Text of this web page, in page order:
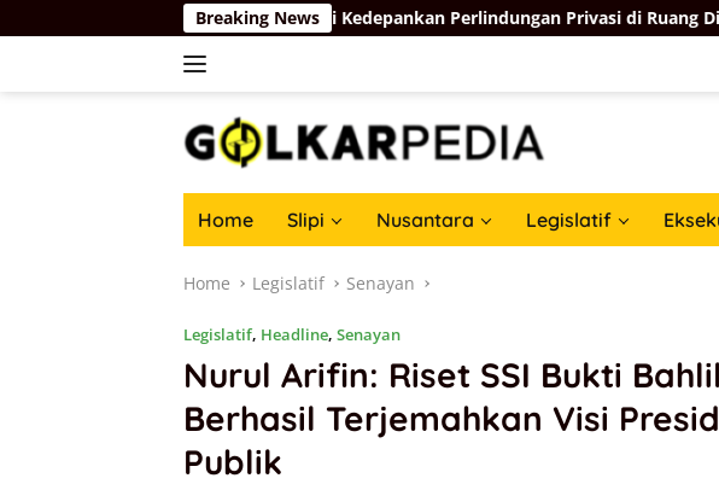
to
Breaking News
Langkah Komdigi Kedepankan Perlindungan Privasi di Ruang Digital
Home Slipi Nusantara Legislatif
Home Legislatif Senayan
Legislatif, Headline, Senayan
Nurul Arifin: Riset SSI Bukti
Berhasil Terjemahkan Visi
Publik